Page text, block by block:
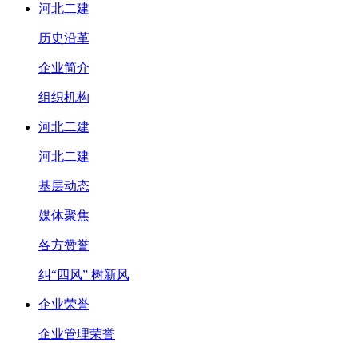
河北二建
历史沿革
企业简介
组织机构
河北二建
河北二建
基层动态
媒体聚焦
各方赞誉
纠“四风” 树新风
企业荣誉
企业管理荣誉